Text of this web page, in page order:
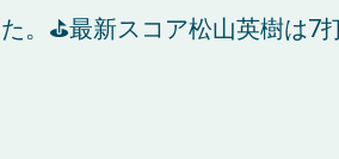
た。⛳最新スコア松山英樹は7